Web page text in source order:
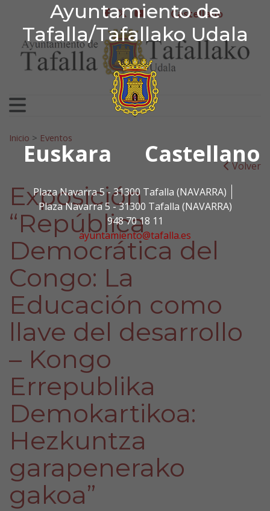
Ayuntamiento de
Tafalla/Tafallako Udala
Euskara Castellano
Plaza Navarra 5 - 31300 Tafalla (NAVARRA)
Plaza Navarra 5 - 31300 Tafalla (NAVARRA)
948 70 18 11
ayuntamiento@tafalla.es
Ir al contenido
Ayuntamiento de
facebook
twitter
youtubeCastellano
Search for:
Inicio > Eventos
Volver
Exposición
“República
Democrática del
Congo: La
Educación como
llave del desarrollo
– Kongo
Errepublika
Demokartikoa:
Hezkuntza
garapenerako
gakoa”